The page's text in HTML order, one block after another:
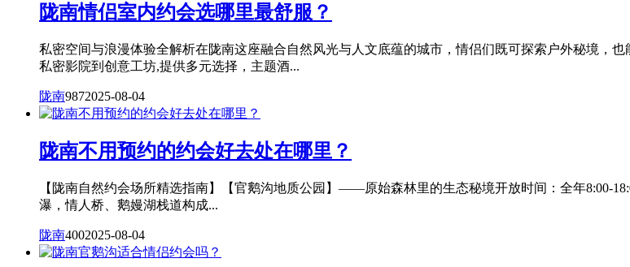
陇南情侣室内约会选哪里最舒服？
私密空间与浪漫体验全解析在陇南这座融合自然风光与人文底蕴的城市，情侣们既可探索户外秘境，
私密影院到创意工坊,提供多元选择，主题酒...
陇南9872025-08-04
陇南不用预约的约会好去处在哪里？
【陇南自然约会场所精选指南】【官鹅沟地质公园】——原始森林里的生态秘境开放时间：全年8:00-
瀑，情人桥、鹅嫚湖栈道构成...
陇南4002025-08-04